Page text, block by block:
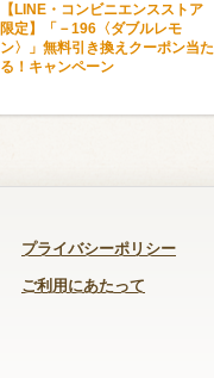
【LINE・コンビニエンスストア
限定】「－196〈ダブルレモ
ン〉」無料引き換えクーポン当た
る！キャンペーン
プライバシーポリシー
ご利用にあたって